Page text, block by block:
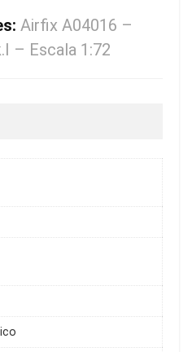
Airfix A04016 –
– Escala 1:72